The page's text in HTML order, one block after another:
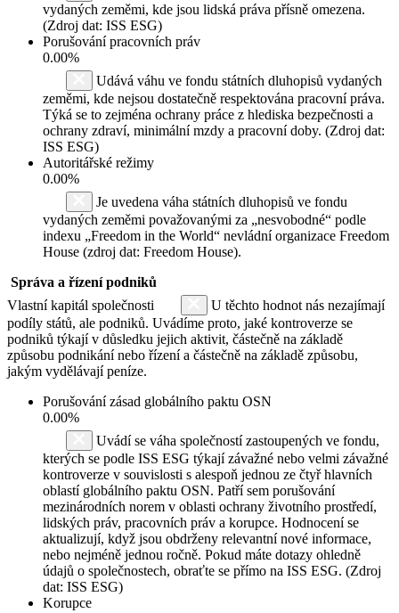
vydaných zeměmi, kde jsou lidská práva přísně omezena.
(Zdroj dat: ISS ESG)
Porušování pracovních práv
0.00%
Udává váhu ve fondu státních dluhopisů vydaných
zeměmi, kde nejsou dostatečně respektována pracovní práva.
Týká se to zejména ochrany práce z hlediska bezpečnosti a
ochrany zdraví, minimální mzdy a pracovní doby. (Zdroj dat:
ISS ESG)
Autoritářské režimy
0.00%
Je uvedena váha státních dluhopisů ve fondu
vydaných zeměmi považovanými za „nesvobodné“ podle
indexu „Freedom in the World“ nevládní organizace Freedom
House (zdroj dat: Freedom House).
Správa a řízení podniků
Vlastní kapitál společnosti
U těchto hodnot nás nezajímají
podíly států, ale podniků. Uvádíme proto, jaké kontroverze se
podniků týkají v důsledku jejich aktivit, částečně na základě
způsobu podnikání nebo řízení a částečně na základě způsobu,
jakým vydělávají peníze.
Porušování zásad globálního paktu OSN
0.00%
Uvádí se váha společností zastoupených ve fondu,
kterých se podle ISS ESG týkají závažné nebo velmi závažné
kontroverze v souvislosti s alespoň jednou ze čtyř hlavních
oblastí globálního paktu OSN. Patří sem porušování
mezinárodních norem v oblasti ochrany životního prostředí,
lidských práv, pracovních práv a korupce. Hodnocení se
aktualizují, když jsou obdrženy relevantní nové informace,
nebo nejméně jednou ročně. Pokud máte dotazy ohledně
údajů o společnostech, obraťte se přímo na ISS ESG. (Zdroj
dat: ISS ESG)
Korupce